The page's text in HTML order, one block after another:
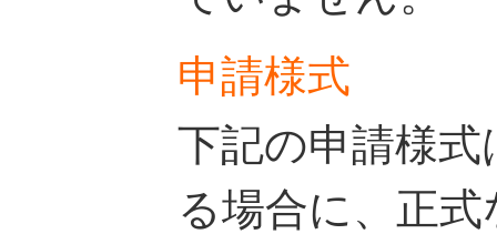
申請様式
下記の申請様
る場合に、正